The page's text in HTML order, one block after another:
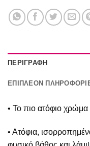
ΠΕΡΙΓΡΑΦΉ
ΕΠΙΠΛΈΟΝ
• Το πιο ατόφιο
• Ατόφια,